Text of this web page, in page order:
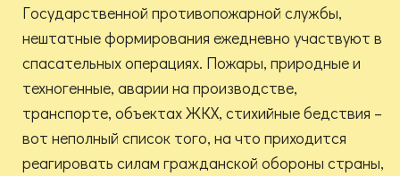
Государственной противопожарной службы,
нештатные формирования ежедневно участвуют в
спасательных операциях. Пожары, природные и
техногенные, аварии на производстве,
транспорте, объектах ЖКХ, стихийные бедствия –
вот неполный список того, на что приходится
реагировать силам гражданской обороны страны,